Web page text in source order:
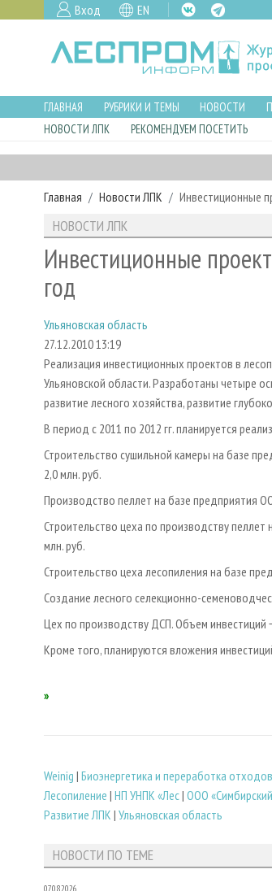
Вход EN
ГЛАВНАЯ РУБРИКИ И ТЕМЫ НОВОСТИ
НОВОСТИ ЛПК
РЕКОМЕНДУЕМ ПОСЕТИТЬ
Главная Новости ЛПК Инвестиционные
НОВОСТИ ЛПК
Инвестиционные
год
Ульяновская область
27.12.2010 13:19
Реализация инвестиционных проектов в
Ульяновской области. Разработаны четыре
развитие лесного хозяйства, развитие
В период с 2011 по 2012 гг. планируется
Строительство сушильной камеры на базе
2,0 млн. руб.
Производство пеллет на базе предприятия
Строительство цеха по производству
млн. руб.
Строительство цеха лесопиления на базе
Создание лесного селекционно-
Цех по производству ДСП. Объем инвестиций
Кроме того, планируются вложения
»
Weinig | Биoэнергетика и переработка отходов
Лесопиление | НП УНПК «Лес| ООО
Развитие ЛПК | Ульяновская область
НОВОСТИ ПО ТЕМЕ